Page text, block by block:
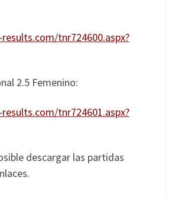
tnr724600.aspx?
2.5 Femenino:
tnr724601.aspx?
descargar las partidas